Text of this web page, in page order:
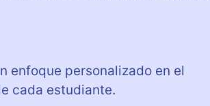
enfoque personalizado en el
cada estudiante.